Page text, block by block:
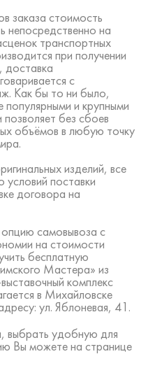
заказа стоимость
непосредственно на
транспортных
при получении
доставка
с
Как бы то ни было,
популярными и крупными
позволяет без сбоев
объёмов в любую точку
изделий, все
поставки
договора на
опцию самовывоза с
на стоимости
бесплатную
Мастера» из
комплекс
в Михайловске
ул. Яблоневая, 41.
выбрать удобную для
Вы можете на странице